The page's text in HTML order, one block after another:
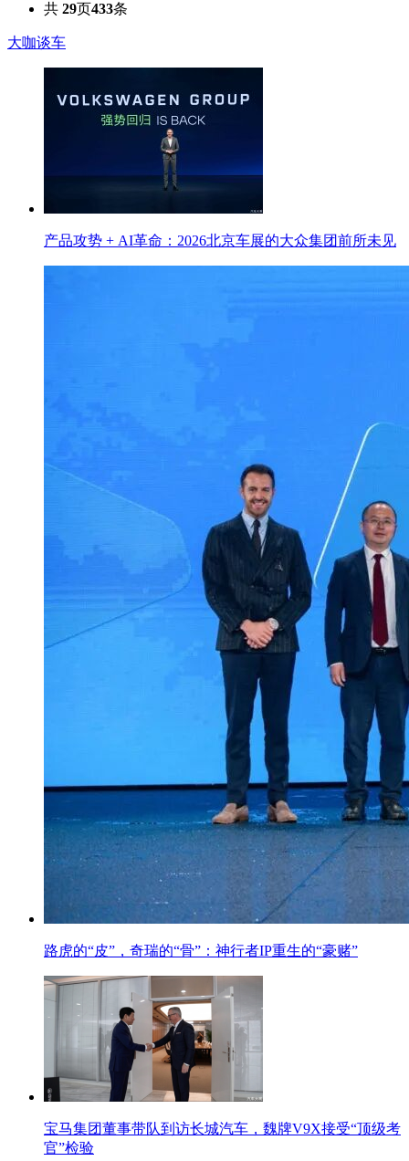
共 29页433条
大咖谈车
产品攻势 + AI革命：2026北京车展的大众集团前所未见
路虎的“皮”，奇瑞的“骨”：神行者IP重生的“豪赌”
宝马集团董事带队到访长城汽车，魏牌V9X接受“顶级考
官”检验